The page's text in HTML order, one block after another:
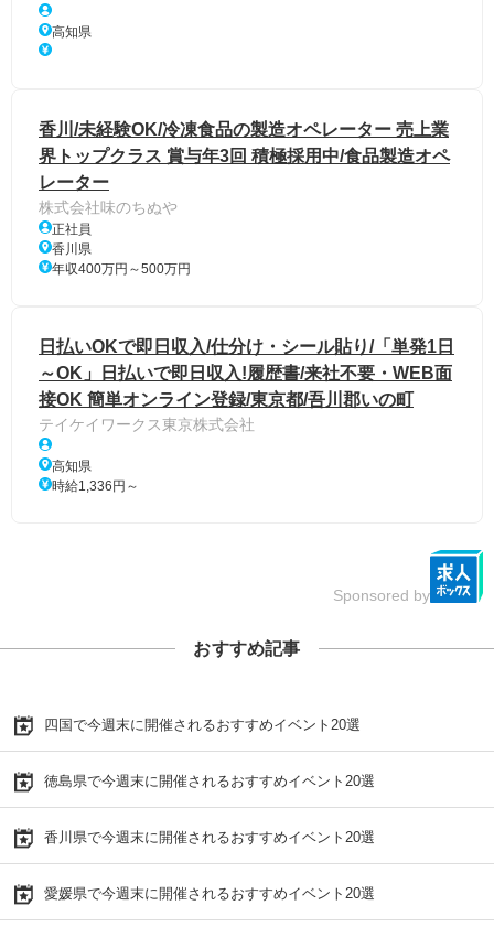
高知県
香川/未経験OK/冷凍食品の製造オペレーター 売上業
界トップクラス 賞与年3回 積極採用中/食品製造オペ
レーター
株式会社味のちぬや
正社員
香川県
年収400万円～500万円
日払いOKで即日収入/仕分け・シール貼り/「単発1日
～OK」日払いで即日収入!履歴書/来社不要・WEB面
接OK 簡単オンライン登録/東京都/吾川郡いの町
テイケイワークス東京株式会社
高知県
時給1,336円～
Sponsored by
おすすめ記事
四国で今週末に開催されるおすすめイベント20選
徳島県で今週末に開催されるおすすめイベント20選
香川県で今週末に開催されるおすすめイベント20選
愛媛県で今週末に開催されるおすすめイベント20選